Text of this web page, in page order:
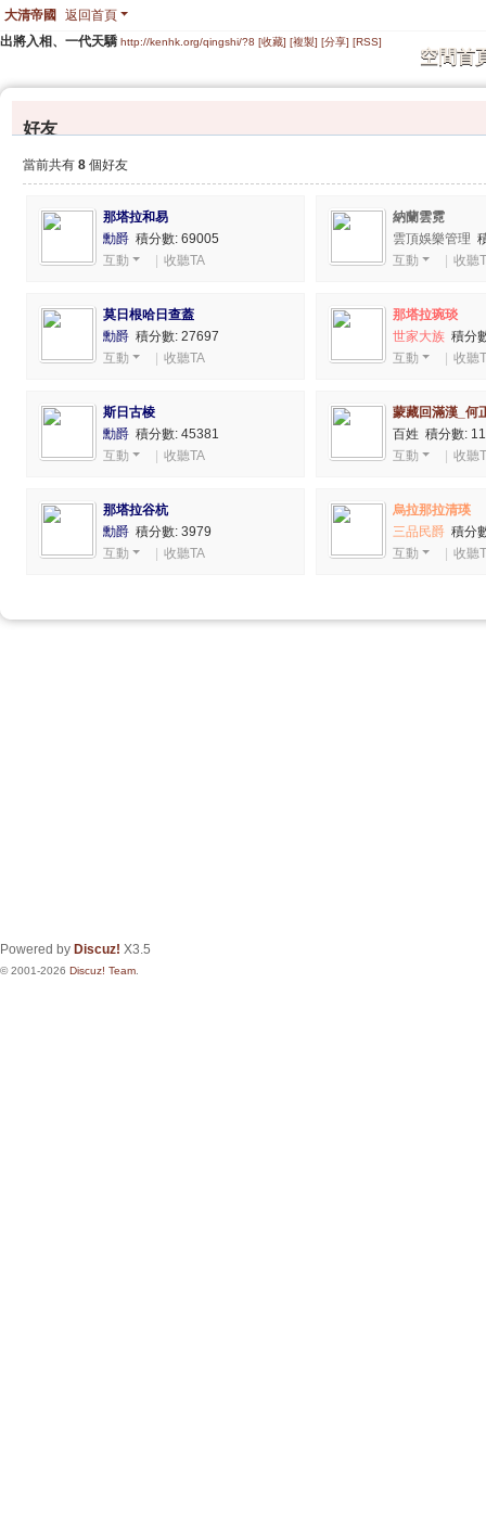
大清帝國
返回首頁
出將入相、一代天驕 http://kenhk.org/qingshi/?8 [收藏] [複製] [分享] [RSS]
空間首
好友
當前共有 8 個好友
那塔拉和易
勳爵 積分數: 69005
互動
收聽TA
納蘭雲霓
雲頂娛樂管理
互動
收聽
莫日根哈日查蓋
勳爵 積分數: 27697
互動
收聽TA
那塔拉琬琰
世家大族 積分
互動
收聽
斯日古棱
勳爵 積分數: 45381
互動
收聽TA
蒙藏回滿漢_何
百姓 積分數:
互動
收聽
那塔拉谷杭
勳爵 積分數: 3979
互動
收聽TA
烏拉那拉清瑛
三品民爵 積分
互動
收聽
Powered by Discuz! X3.5
© 2001-2026 Discuz! Team